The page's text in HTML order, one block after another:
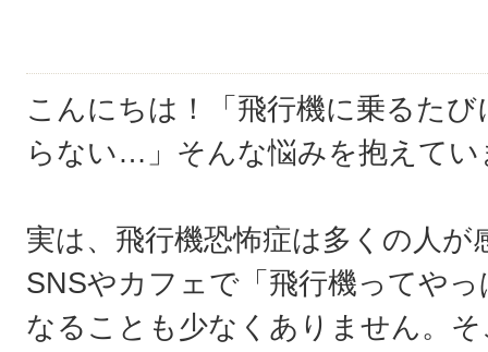
こんにちは！「飛行機に乗るた
らない…」そんな悩みを抱えてい
実は、飛行機恐怖症は多くの人
SNSやカフェで「飛行機ってや
なることも少なくありません。